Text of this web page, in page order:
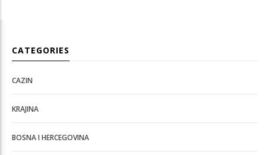
CATEGORIES
CAZIN
KRAJINA
BOSNA I HERCEGOVINA